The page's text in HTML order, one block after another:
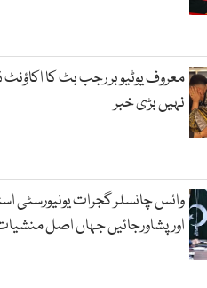
معروف یوٹیوبر رجب بٹ کا
نہیں بڑی خبر
وائس چانسلر گجرات یونیورسٹی
اورپشاورجائیں جہاں اصل